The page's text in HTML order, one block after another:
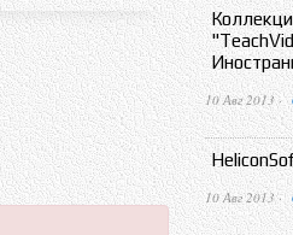
10 Авг 2013 ·
10 Авг 2013 ·